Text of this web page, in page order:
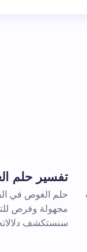
تفسير حلم
حلم الغوص في
مجهولة وفرص
سنستكشف